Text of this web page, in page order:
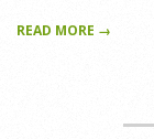
READ MORE →